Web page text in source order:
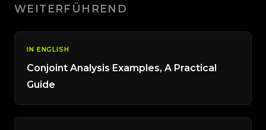
WEITERFÜHREND
IN ENGLISH
Conjoint Analysis Examples, A Practical
Guide